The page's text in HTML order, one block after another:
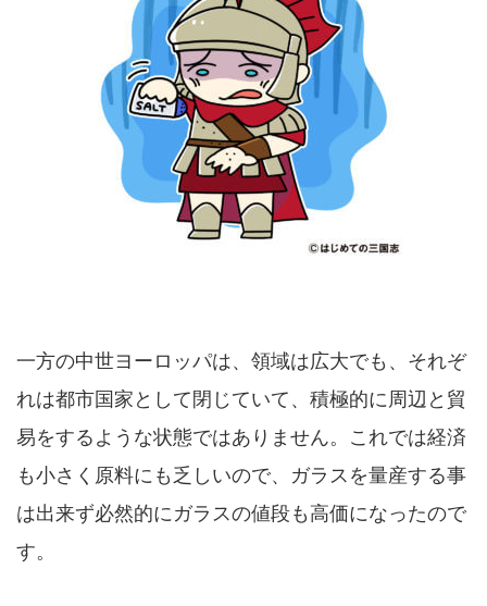
一方の中世ヨーロッパは、領域は広大でも、それぞ
れは都市国家として閉じていて、積極的に周辺と貿
易をするような状態ではありません。これでは経済
も小さく原料にも乏しいので、ガラスを量産する事
は出来ず必然的にガラスの値段も高価になったので
す。